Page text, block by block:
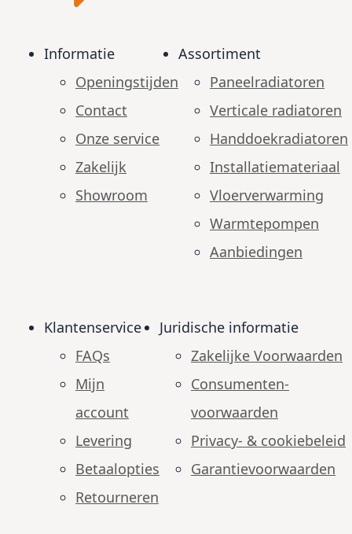
Informatie
Openingstijden
Contact
Onze service
Zakelijk
Showroom
Assortiment
Paneelradiatoren
Verticale radiatoren
Handdoekradiatoren
Installatiemateriaal
Vloerverwarming
Warmtepompen
Aanbiedingen
Klantenservice
FAQs
Mijn
account
Levering
Betaalopties
Retourneren
Juridische informatie
Zakelijke Voorwaarden
Consumenten­
voorwaarden
Privacy- & cookiebeleid
Garantie­voorwaarden